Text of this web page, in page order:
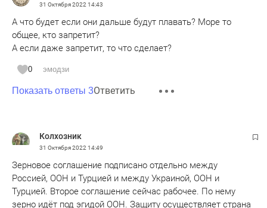
31 Октября 2022 14:43
А что будет если они дальше будут плавать? Море то
общее, кто запретит?
А если даже запретит, то что сделает?
0 эмодзи
Показать ответы 3Ответить
Колхозник
31 Октября 2022 14:49
Зерновое соглашение подписано отдельно между
Россией, ООН и Турцией и между Украиной, ООН и
Турцией. Второе соглашение сейчас рабочее. По нему
зерно идёт под эгидой ООН. Защиту осуществляет страна